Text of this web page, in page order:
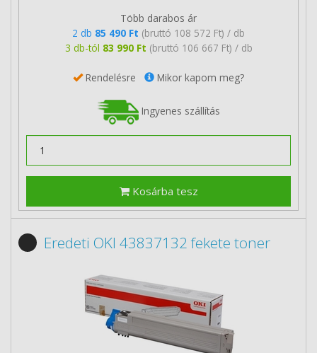
Több darabos ár
2 db 85 490 Ft (bruttó 108 572 Ft) / db
3 db-tól 83 990 Ft (bruttó 106 667 Ft) / db
Rendelésre Mikor kapom meg?
Ingyenes szállítás
Kosárba tesz
Eredeti OKI 43837132 fekete toner